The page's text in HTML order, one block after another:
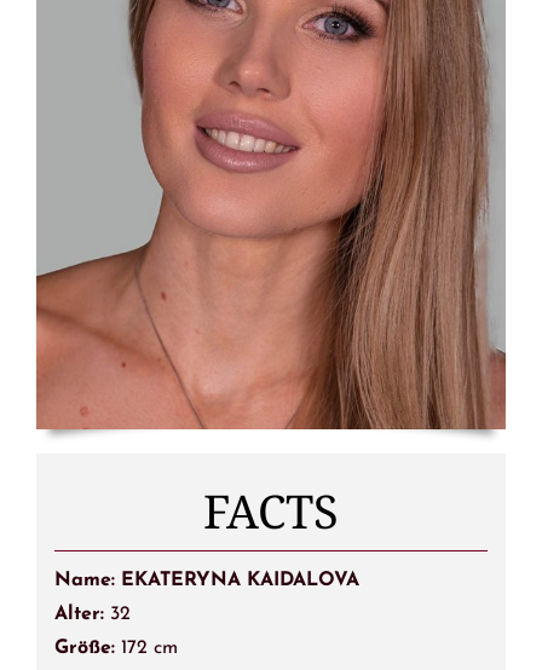
FACTS
Name: EKATERYNA KAIDALOVA
Alter: 32
Größe: 172 cm